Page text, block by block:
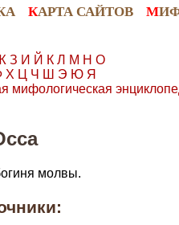
КАРТА САЙТОВ М
З И Й К Л М Н О
Х Ц Ч Ш Э Ю Я
мифологическая
молвы.